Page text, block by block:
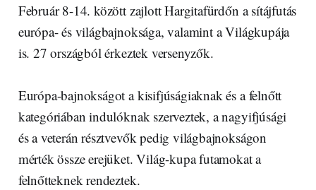
Február 8-14. között zajlott Hargitafürdőn a sítájfutás
európa- és világbajnoksága, valamint a Világkupája
is. 27 országból érkeztek versenyzők.
Európa-bajnokságot a kisifjúságiaknak és a felnőtt
kategóriában indulóknak szerveztek, a nagyifjúsági
és a veterán résztvevők pedig világbajnokságon
mérték össze erejüket. Világ-kupa futamokat a
felnőtteknek rendeztek.